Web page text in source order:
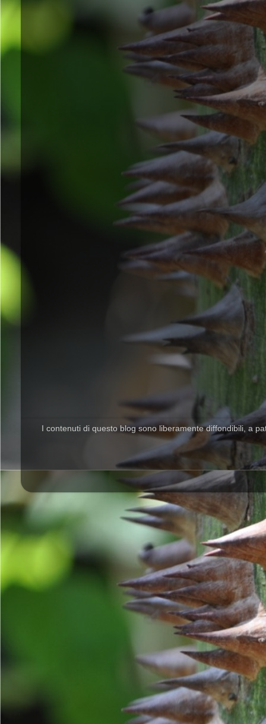
I contenuti di questo blog sono liberamente diffondibili, a